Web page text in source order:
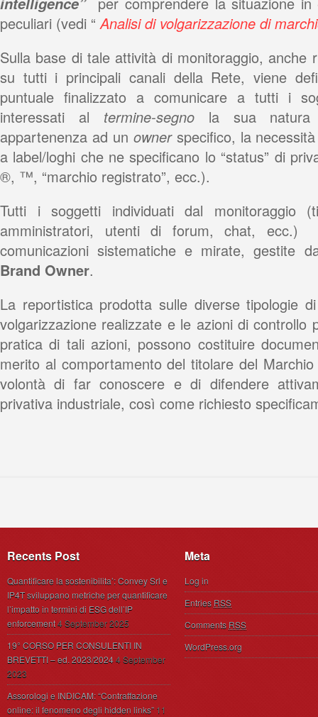
peculiari (vedi “Analisi di volgarizzazione di
Sulla base di tale attività di monitoraggio, anche
su tutti i principali canali della Rete, viene
puntuale finalizzato a comunicare a tutti i
interessati al termine-segnola sua natura
appartenenza ad un ownerspecifico, la
a label/loghi che ne specificano lo “status” di
®, ™, “marchio registrato”, ecc.).
Tutti i soggetti individuati dal monitoraggio
amministratori, utenti di forum, chat,
comunicazioni sistematiche e mirate, gestite
Brand Owner.
La reportistica prodotta sulle diverse tipologie
volgarizzazione realizzate e le azioni di controllo
pratica di tali azioni, possono costituire
merito al comportamento del titolare del
volontà di far conoscere e di difendere
privativa industriale, così come richiesto
Recents Post
Quantificare la sostenibilita’: Convey Srl e
IP4T sviluppano metriche per quantificare
l’impatto in termini di ESG dell’IP
enforcement4 September 2025
19° CORSO PER CONSULENTI IN
BREVETTI – ed. 2023/20244 September
2023
Assorologi e INDICAM: “Contraffazione
online: il fenomeno degli hidden links” 11
Meta
Log in
Entries RSS
Comments RSS
WordPress.org